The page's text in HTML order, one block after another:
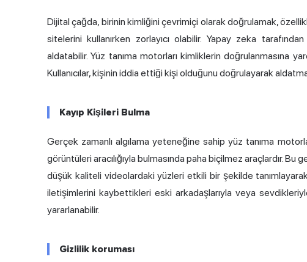
Dijital çağda, birinin kimliğini çevrimiçi olarak doğrulamak,
sitelerini kullanırken zorlayıcı olabilir. Yapay zeka
aldatabilir. Yüz tanıma motorları kimliklerin doğrulanmasına
Kullanıcılar, kişinin iddia ettiği kişi olduğunu doğrulayarak
Kayıp Kişileri Bulma
Gerçek zamanlı algılama yeteneğine sahip yüz tanıma
görüntüleri aracılığıyla bulmasında paha biçilmez araçlardır.
düşük kaliteli videolardaki yüzleri etkili bir şekilde
iletişimlerini kaybettikleri eski arkadaşlarıyla veya
yararlanabilir.
Gizlilik koruması